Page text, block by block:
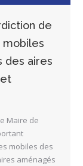
de
des aires
Maire de
mobiles des
aménagés